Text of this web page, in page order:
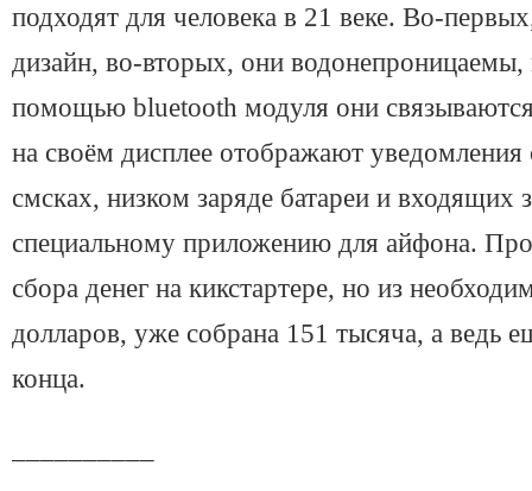
подходят для человека в 21 веке. Во-
дизайн, во-вторых, они водонепроницаемы,
помощью bluetooth модуля они
на своём дисплее отображают
смсках, низком заряде батареи и входящих
специальному приложению для айфона.
сбора денег на кикстартере, но из
долларов, уже собрана 151 тысяча, а ведь
конца.